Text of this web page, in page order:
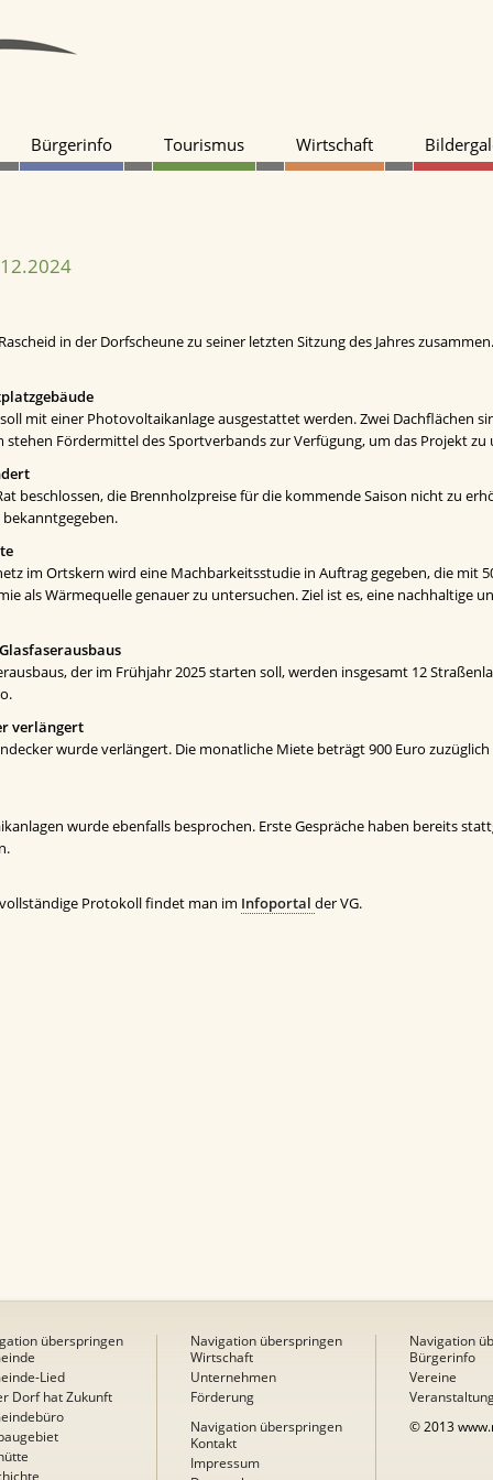
Bürgerinfo Tourismus Wirtschaft
in der Dorfscheune zu seiner letzten Sitzung des Jahres
mit einer Photovoltaikanlage ausgestattet werden. Zwei Dachflächen
stehen Fördermittel des Sportverbands zur Verfügung, um das Projekt
beschlossen, die Brennholzpreise für die kommende Saison nicht zu
im Ortskern wird eine Machbarkeitsstudie in Auftrag gegeben, die mit
als Wärmequelle genauer zu untersuchen. Ziel ist es, eine nachhaltige
der im Frühjahr 2025 starten soll, werden insgesamt 12
verlängert
wurde verlängert. Die monatliche Miete beträgt 900 Euro
wurde ebenfalls besprochen. Erste Gespräche haben bereits
Protokoll findet man im Infoportal der VG.
überspringen
Lied
Dorf hat Zukunft
Navigation überspringen
Wirtschaft
Unternehmen
Förderung
Navigation
Bürgerinfo
Vereine
Navigation überspringen
Kontakt
Impressum
© 2013